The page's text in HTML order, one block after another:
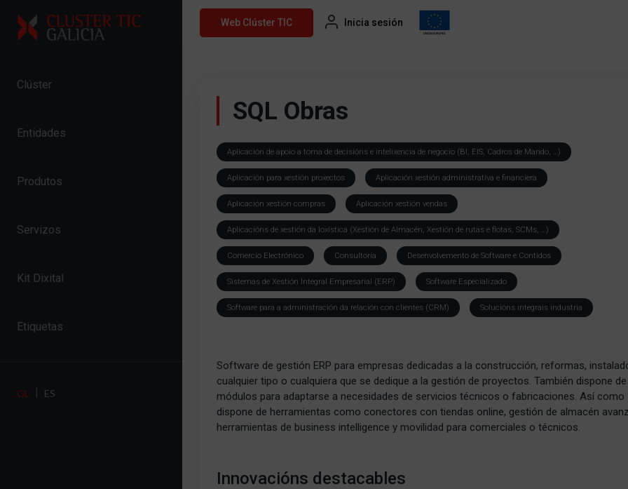
Skip to content
Clúster
Entidades
Produtos
Servizos
Kit Dixital
Etiquetas
GL ES
Web Clúster TIC Inicia sesión
SQL Obras
Aplicación de apoio a toma de decisións e intelixencia de negocio (BI, EIS, Cadros de Mando, …)
Aplicación para xestión proxectos Aplicación xestión administrativa e financiera
Aplicación xestión compras Aplicación xestión vendas
Aplicacións de xestión da loxística (Xestión de Almacén, Xestión de rutas e flotas, SCMs, …)
Comercio Electrónico Consultoría Desenvolvemento de Software e Contidos
Sistemas de Xestión Integral Empresarial (ERP) Software Especializado
Software para a administración da relación con clientes (CRM) Solucións integrais industria
Software de gestión ERP para empresas dedicadas a la construcción, reformas,
cualquier tipo o cualquiera que se dedique a la gestión de proyectos. También dispone de
módulos para adaptarse a necesidades de servicios técnicos o fabricaciones. Así como
dispone de herramientas como conectores con tiendas online, gestión de almacén
herramientas de business intelligence y movilidad para comerciales o técnicos.
Innovacións destacables